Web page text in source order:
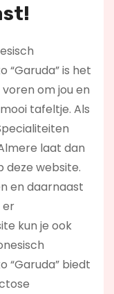
“Garuda” is het
om jou en
tafeltje. Als
laat dan
deze website.
en daarnaast
er
kun je ook
“Garuda” biedt